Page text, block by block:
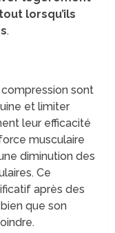
lorsqu’ils
.
sont
et limiter
leur efficacité
musculaire
diminution des
Ce
après des
que son